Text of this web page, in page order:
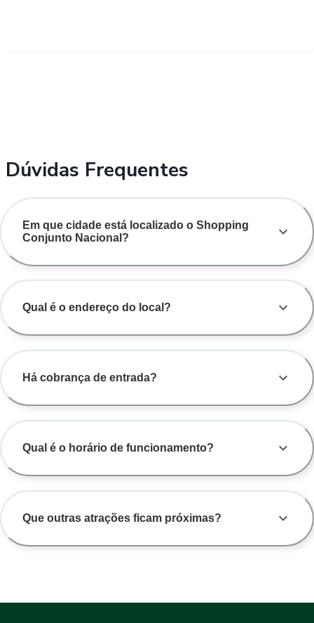
Dúvidas Frequentes
Em que cidade está localizado o Shopping
Conjunto Nacional?
Qual é o endereço do local?
Há cobrança de entrada?
Qual é o horário de funcionamento?
Que outras atrações ficam próximas?